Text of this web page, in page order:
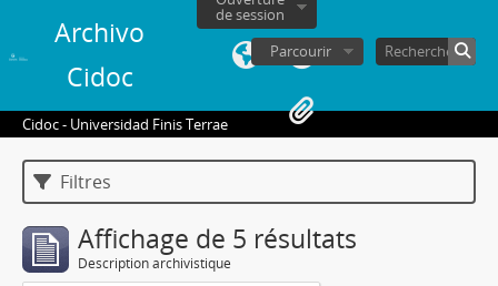
Archivo
Cidoc
de session
Parcourir
Cidoc - Universidad Finis Terrae
Filtres
Affichage de 5 résultats
Description archivistique